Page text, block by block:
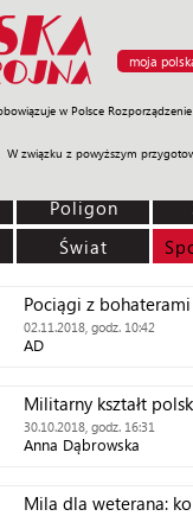
moja
w Polsce
W związku z powyższym
Sprzęt Misje
Poligon
Świat
Pociągi z bohaterami
02.11.2018, godz. 10:42
AD
Militarny kształt
30.10.2018, godz. 16:31
Anna Dąbrowska
Mila dla weterana: